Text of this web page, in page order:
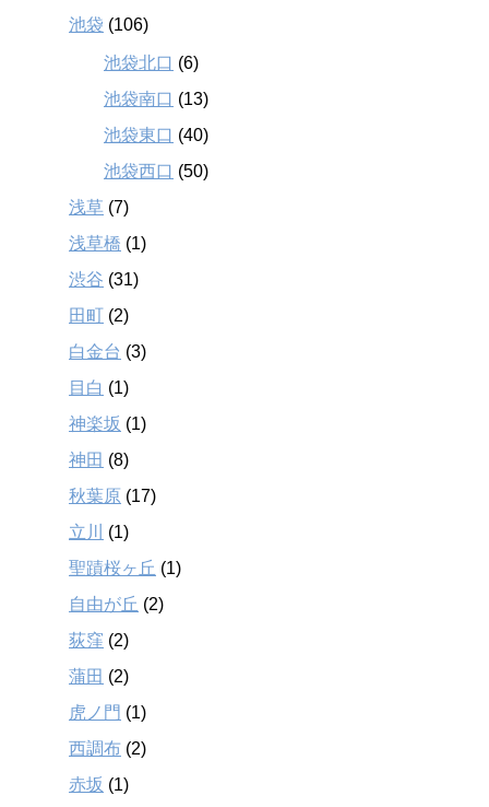
池袋 (106)
池袋北口 (6)
池袋南口 (13)
池袋東口 (40)
池袋西口 (50)
浅草 (7)
浅草橋 (1)
渋谷 (31)
田町 (2)
白金台 (3)
目白 (1)
神楽坂 (1)
神田 (8)
秋葉原 (17)
立川
(1)
聖蹟桜ヶ丘 (1)
自由が丘 (2)
荻窪 (2)
蒲田 (2)
虎ノ門 (1)
西調布 (2)
赤坂 (1)